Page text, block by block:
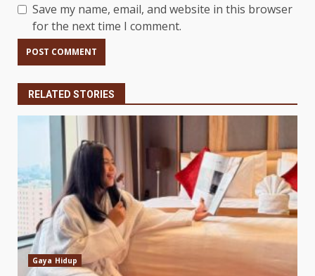
Save my name, email, and website in this browser
for the next time I comment.
RELATED STORIES
Gaya Hidup